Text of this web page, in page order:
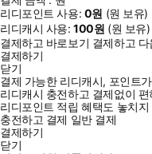
리디포인트 사용: 0원 (원 보유)
리디캐시 사용:100원 (원 보유)
결제하고 바로보기 결제하고 다
결제하기
닫기
결제 가능한 리디캐시, 포인트
리디캐시 충전하고 결제없이
리디포인트 적립 혜택도 놓치지
충전하고 결제 일반 결제
결제하기
닫기